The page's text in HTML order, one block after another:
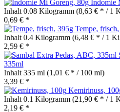
Indomie
Inhalt 0.08 Kilogramm (8,63 € * / 1
0,69 € *
Tempe,
Inhalt 0.4 Kilogramm (6,48 € * / 1
2,59 € *
335ml
Inhalt 335 ml (1,01 € * / 100 ml)
3,39 € *
Kemirinuss,
Inhalt 0.1 Kilogramm (21,90 € * / 1
2,19 € *